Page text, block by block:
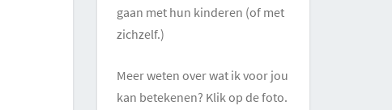
gaan met hun kinderen (of met
zichzelf.)
Meer weten over wat ik voor jou
kan betekenen? Klik op de foto.